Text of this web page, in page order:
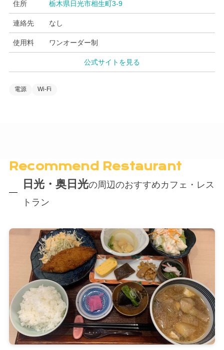
住所 栃木県日光市相生町3-9
連絡先 なし
使用料 ワンオーダー制
公式サイトを見る
電源 Wi-Fi
Recommend Restaurant
日光・奥日光の周辺のおすすめカフェ・レス
トラン